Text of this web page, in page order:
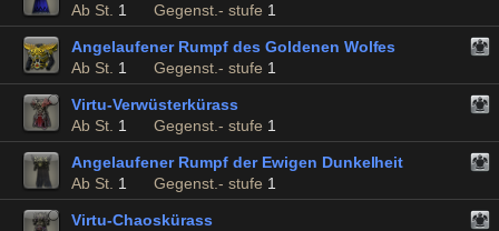
Ab St. 1 Gegenst.- stufe 1
Angelaufener Rumpf des Goldenen Wolfes
Ab St. 1 Gegenst.- stufe 1
Virtu-Verwüsterkürass
Ab St. 1 Gegenst.- stufe 1
Angelaufener Rumpf der Ewigen Dunkelheit
Ab St. 1 Gegenst.- stufe 1
Virtu-Chaoskürass